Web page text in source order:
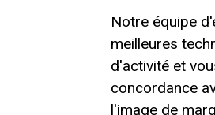
Notre équipe
meilleures
d'activité et
concordance
l'image de